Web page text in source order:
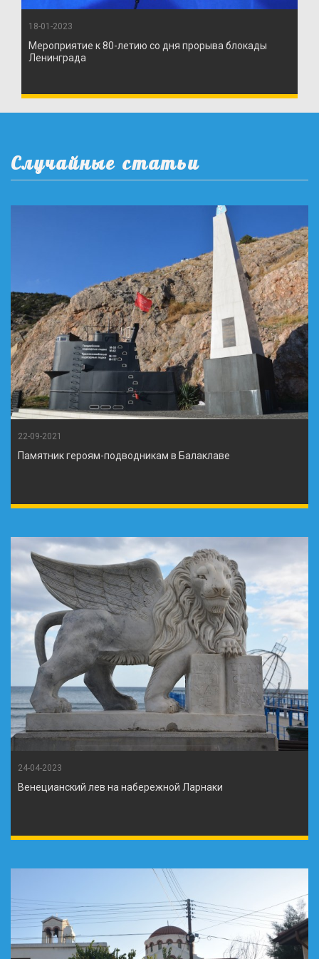
18-01-2023
Мероприятие к 80-летию со дня прорыва блокады
Ленинграда
Случайные статьи
22-09-2021
Памятник героям-подводникам в Балаклаве
24-04-2023
Венецианский лев на набережной Ларнаки